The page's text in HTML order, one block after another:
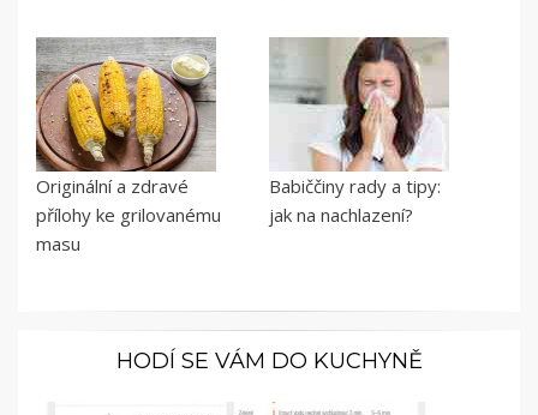
Originální a zdravé
přílohy ke grilovanému
masu
Babiččiny rady a tipy:
jak na nachlazení?
HODÍ SE VÁM DO KUCHYNĚ